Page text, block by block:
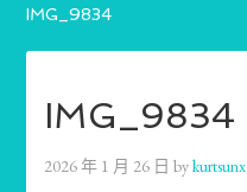
IMG_9834
IMG_9834
2026 年 1 月 26 日 bykurtsunx